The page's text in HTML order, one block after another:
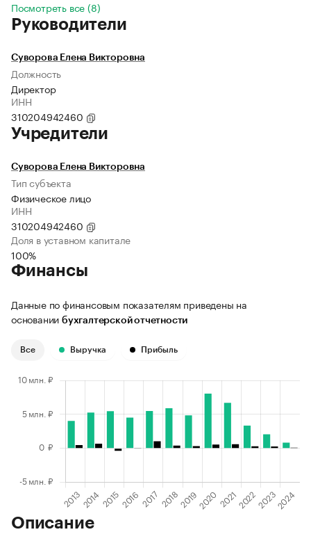
Посмотреть все (8)
Руководители
Суворова Елена Викторовна
Должность
Директор
ИНН
310204942460
Учредители
Суворова Елена Викторовна
Тип субъекта
Физическое лицо
ИНН
310204942460
Доля в уставном капитале
100%
Финансы
Данные по финансовым показателям приведены на
основании бухгалтерской отчетности
Все Выручка Прибыль
Описание